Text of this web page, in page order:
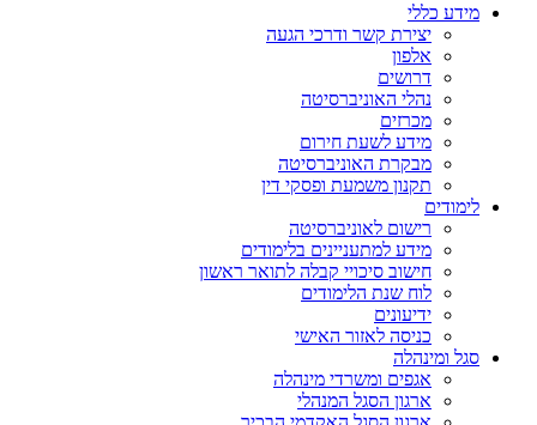
מידע כללי
יצירת קשר ודרכי הגעה
אלפון
דרושים
נהלי האוניברסיטה
מכרזים
מידע לשעת חירום
מבקרת האוניברסיטה
תקנון משמעת ופסקי דין
לימודים
רישום לאוניברסיטה
מידע למתעניינים בלימודים
חישוב סיכויי קבלה לתואר ראשון
לוח שנת הלימודים
ידיעונים
כניסה לאזור האישי
סגל ומינהלה
אגפים ומשרדי מינהלה
ארגון הסגל המנהלי